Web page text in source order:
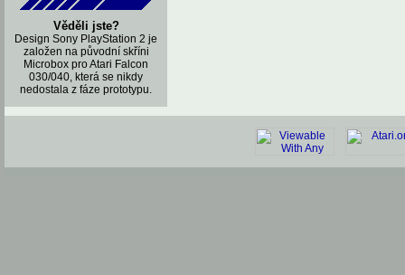
Věděli jste?
Design Sony PlayStation 2 je
založen na původní skříni
Microbox pro Atari Falcon
030/040, která se nikdy
nedostala z fáze prototypu.